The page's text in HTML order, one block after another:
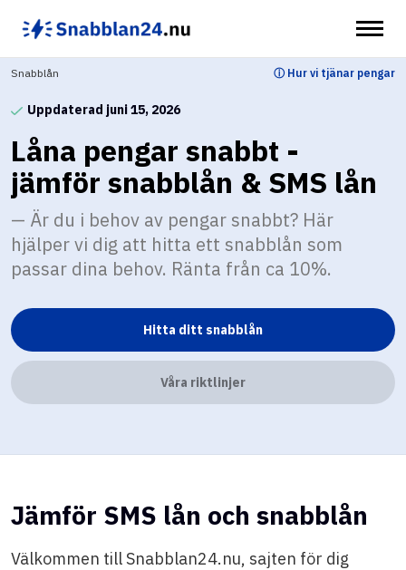
innehåll
Snabblån ⓘ Hur vi tjänar pengar
Uppdaterad juni 15, 2026
Låna pengar snabbt -
jämför snabblån & SMS lån
Är du i behov av pengar snabbt? Här
hjälper vi dig att hitta ett snabblån som
passar dina behov. Ränta från ca 10%.
Hitta ditt snabblån
Våra riktlinjer
Jämför SMS lån och snabblån
Välkommen till Snabblan24.nu, sajten för dig